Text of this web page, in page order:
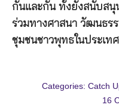
กันและกัน ทั้งยังสนับสนุ
ร่วมทางศาสนา วัฒนธร
ชุมชนชาวพุทธในประเท
Categories: Catch
16